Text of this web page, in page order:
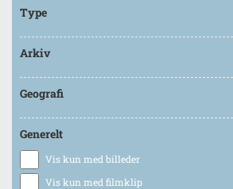
Type
Arkiv
Geografi
Generelt
Vis kun med billeder
Vis kun med filmklip